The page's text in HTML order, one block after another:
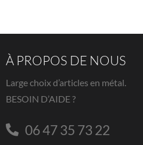
À PROPOS DE NOUS
Large choix d’articles en métal.
BESOIN D’AIDE ?
06 47 35 73 22